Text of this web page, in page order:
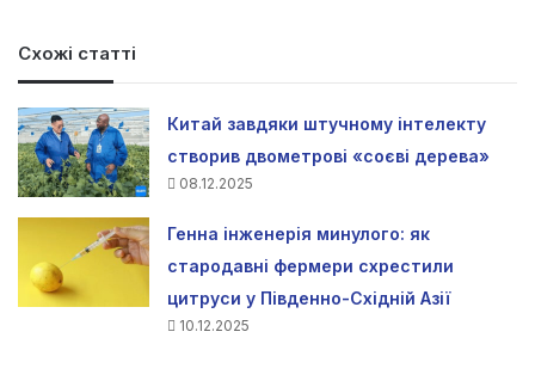
Схожі статті
Китай завдяки штучному інтелекту
створив двометрові «соєві дерева»
08.12.2025
Генна інженерія минулого: як
стародавні фермери схрестили
цитруси у Південно-Східній Азії
10.12.2025